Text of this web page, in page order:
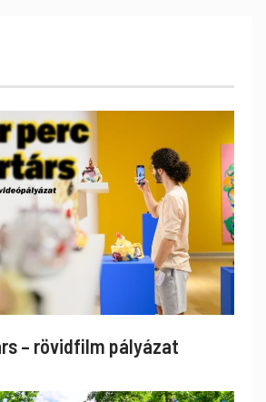
– rövidfilm pályázat